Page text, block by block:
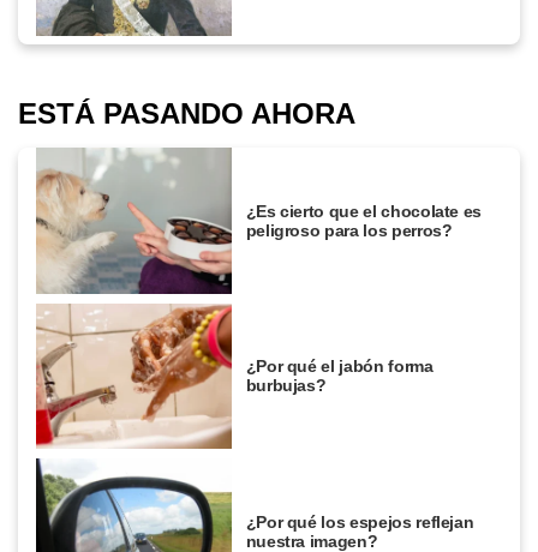
ESTÁ PASANDO AHORA
¿Es cierto que el chocolate es
peligroso para los perros?
¿Por qué el jabón forma
burbujas?
¿Por qué los espejos reflejan
nuestra imagen?